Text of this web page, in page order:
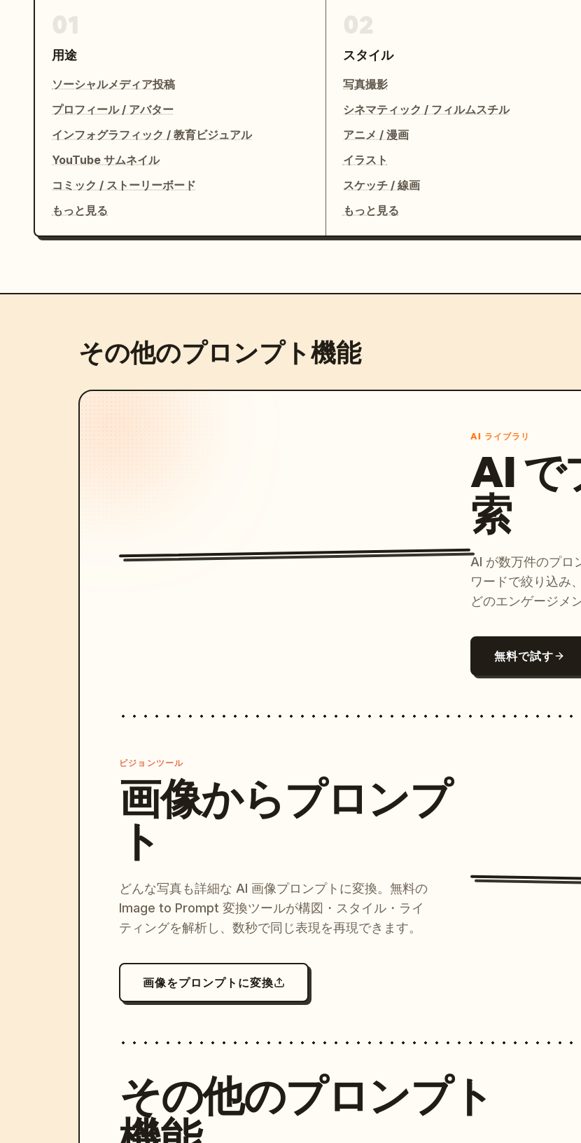
用途
ソーシャルメディア投稿
プロフィール / アバター
インフォグラフィック / 教育ビジュアル
YouTube サムネイル
コミック / ストーリーボード
もっと見る
スタイル
写真撮影
シネマティック / フィルムスチル
アニメ / 漫画
イラスト
スケッチ / 線画
もっと見る
その他のプロンプト機能
AI ライブラリ
AI で
索
AI が数万件のプロ
ワードで絞り込み
どのエンゲージメ
無料で試す
ビジョンツール
画像からプロンプ
ト
どんな写真も詳細な AI 画像プロンプトに変換。無料の
Image to Prompt 変換ツールが構図・スタイル・ライ
ティングを解析し、数秒で同じ表現を再現できます。
画像をプロンプトに変換
その他のプロンプト